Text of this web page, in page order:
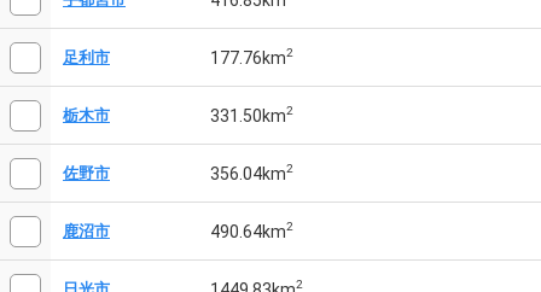
足利市 177.76km2
栃木市 331.50km2
佐野市 356.04km2
鹿沼市 490.64km2
2